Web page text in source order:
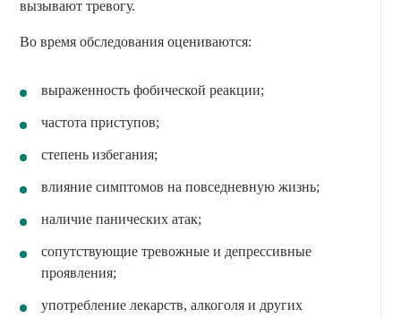
вызывают тревогу.
Во время обследования оцениваются:
выраженность фобической реакции;
частота приступов;
степень избегания;
влияние симптомов на повседневную жизнь;
наличие панических атак;
сопутствующие тревожные и депрессивные
проявления;
употребление лекарств, алкоголя и других